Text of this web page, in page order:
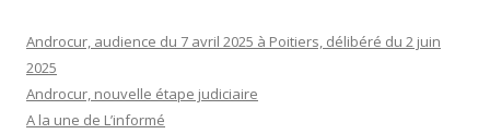
Androcur, audience du 7 avril 2025 à Poitiers, délibéré du 2 juin
2025
Androcur, nouvelle étape judiciaire
A la une de L’informé